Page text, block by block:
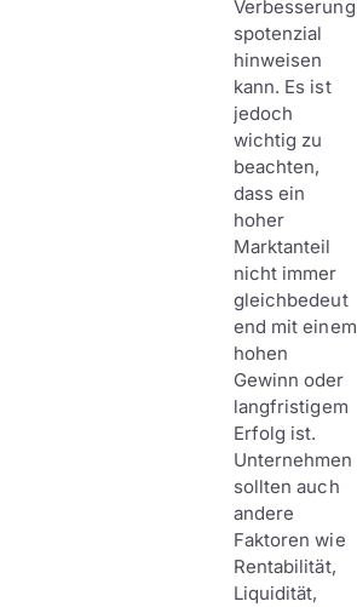
Verbesserung
spotenzial
hinweisen
kann. Es ist
jedoch
wichtig zu
beachten,
dass ein
hoher
Marktanteil
nicht immer
gleichbedeut
end mit einem
hohen
Gewinn oder
langfristigem
Erfolg ist.
Unternehmen
sollten auch
andere
Faktoren wie
Rentabilität,
Liquidität,